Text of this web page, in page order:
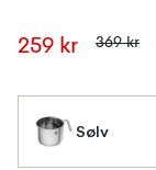
259 kr 369 kr
Sølv